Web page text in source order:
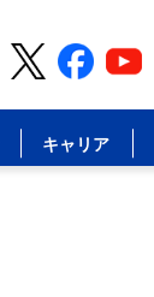
キャリア